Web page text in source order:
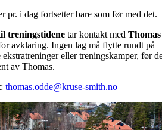
pr. i dag fortsetter bare som før med det.
treningstidene tar kontakt med Thomas
avklaring. Ingen lag må flytte rundt på
eller treningskamper, før
av Thomas.
: thomas.odde@kruse-smith.no